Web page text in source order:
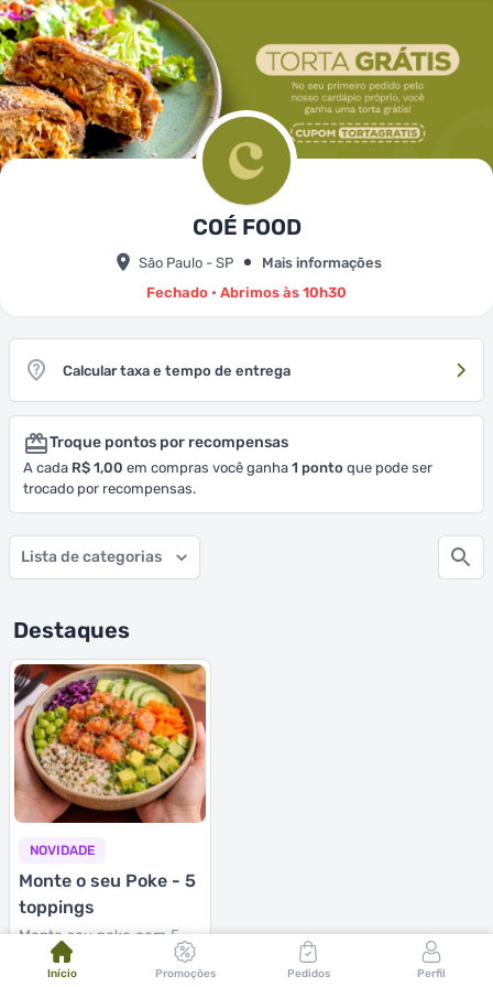
COÉ FOOD
São Paulo - SP
Mais informações
Fechado • Abrimos às 10h30
Calcular taxa e tempo de entrega
Troque pontos por recompensas
A cada R$ 1,00 em compras você ganha 1 ponto que pode ser
trocado por recompensas.
Lista de categorias
Destaques
NOVIDADE
Monte o seu Poke - 5
toppings
Monte seu poke com 5
toppings e personalize
tudo: base, proteína e
Início Promoções Pedidos Perfil